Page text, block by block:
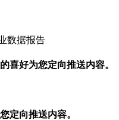
数据报告
喜好为您定向推送内容。
定向推送内容。